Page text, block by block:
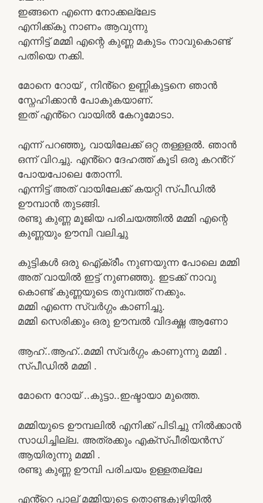
ഇങ്ങനെ എന്നെ നോക്കല്ലേട
എനിക്ക്കു നാണം ആവുന്നു
എന്നിട്ട് മമ്മി എന്റെ കുണ്ണ മകുടം നാവുകൊണ്ട്
പതിയെ നക്കി.
മോനെ റോയ് , നിൻ്റെ ഉണ്ണികുട്ടനെ ഞാൻ
സ്നേഹിക്കാൻ പോകുകയാണ്.
ഇത് എൻ്റെ വായിൽ കേറുമോടാ.
എന്ന് പറഞ്ഞു, വായിലേക്ക് ഒറ്റ തള്ളളൽ. ഞാൻ
ഒന്ന് വിറച്ചു. എൻ്റെ ദേഹത്ത് കൂടി ഒരു കറൻ്റ്
പോയപോലെ തോന്നി.
എന്നിട്ട് അത് വായിലേക്ക് കയറ്റി സ്പീഡിൽ
ഊമ്പാൻ തുടങ്ങി.
രണ്ടു കുണ്ണ മൂജിയ പരിചയത്തിൽ മമ്മി എന്റെ
കുണ്ണയും ഊമ്പി വലിച്ചു
കുട്ടികൾ ഒരു ഐ്ക്രീം നുണയുന്ന പോലെ മമ്മി
അത് വായിൽ ഇട്ട് നുണഞ്ഞു. ഇടക്ക് നാവു
കൊണ്ട് കുണ്ണയുടെ തുമ്പത്ത് നക്കും.
മമ്മി എന്നെ സ്വർഗ്ഗം കാണിച്ചു.
മമ്മി സെരിക്കും ഒരു ഊമ്പൽ വിദഗ്ദ്ധ ആണോ
ആഹ്..ആഹ്..മമ്മി സ്വർഗ്ഗം കാണുന്നു മമ്മി .
സ്പീഡിൽ മമ്മി .
മോനെ റോയ് ..കുട്ടാ..ഇഷ്ടായാ മുത്തെ.
മമ്മിയുടെ ഊമ്പലിൽ എനിക്ക് പിടിച്ചു നിൽക്കാൻ
സാധിച്ചില്ല. അത്രക്കും എക്സ്പീരിയൻസ്
ആയിരുന്നു മമ്മി .
രണ്ടു കുണ്ണ ഊമ്പി പരിചയം ഉള്ളതല്ലേ
എൻ്റെ പാല് മമ്മിയുടെ തൊണ്ടകുഴിയിൽ